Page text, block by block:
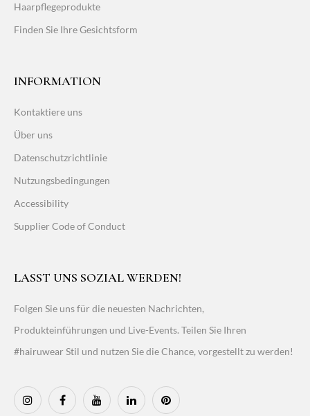
Haarpflegeprodukte
Finden Sie Ihre Gesichtsform
INFORMATION
Kontaktiere uns
Über uns
Datenschutzrichtlinie
Nutzungsbedingungen
Accessibility
Supplier Code of Conduct
LASST UNS SOZIAL WERDEN!
Folgen Sie uns für die neuesten Nachrichten,
Produkteinführungen und Live-Events. Teilen Sie Ihren
#hairuwear Stil und nutzen Sie die Chance, vorgestellt zu werden!